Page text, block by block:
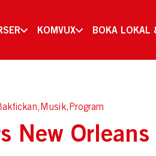
KOMVUX BOKA LOKAL
New